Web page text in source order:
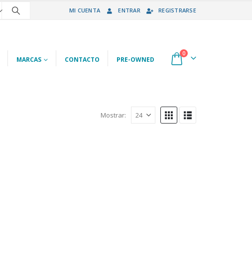
MI CUENTA ENTRAR REGISTRARSE
MARCAS CONTACTO PRE-OWNED
0
Mostrar: